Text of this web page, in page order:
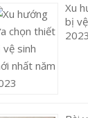
Xu
bị
2023